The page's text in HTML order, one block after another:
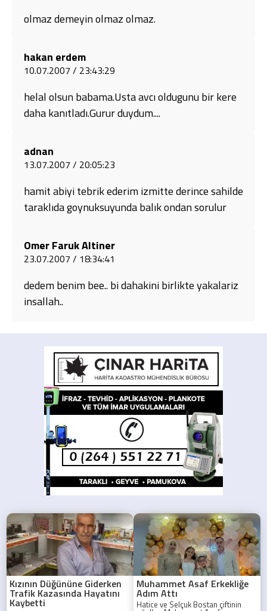
olmaz demeyin olmaz olmaz.
hakan erdem
10.07.2007 / 23:43:29
helal olsun babama.Usta avcı oldugunu bir kere
daha kanıtladı.Gurur duydum....
adnan
13.07.2007 / 20:05:23
hamit abiyi tebrik ederim izmitte derince sahilde
taraklıda goynuksuyunda balık ondan sorulur
Omer Faruk Altiner
23.07.2007 / 18:34:41
dedem benim bee.. bi dahakini birlikte yakalariz
insallah..
Kızının Düğününe Giderken
Trafik Kazasında Hayatını
Kaybetti
Muhammet Asaf Erkekliğe
Adım Attı
Hatice ve Selçuk Bostan çiftinin